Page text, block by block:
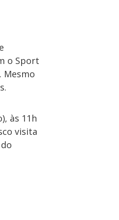
o Sport
Mesmo
às 11h
visita